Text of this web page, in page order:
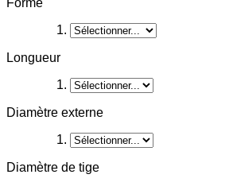
Longueur
Diamètre externe
Diamètre de tige